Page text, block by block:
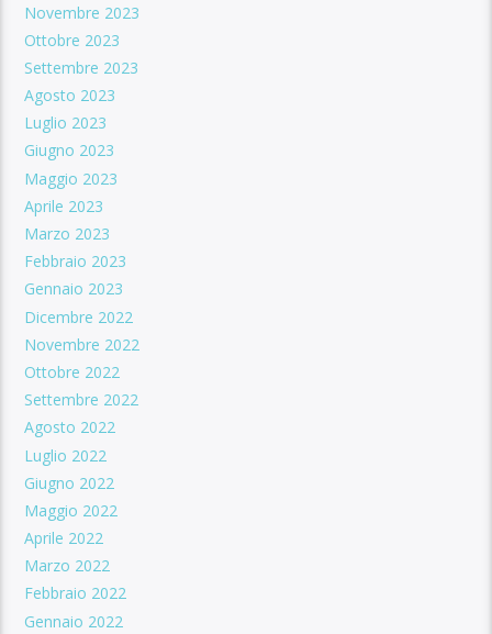
Novembre 2023
Ottobre 2023
Settembre 2023
Agosto 2023
Luglio 2023
Giugno 2023
Maggio 2023
Aprile 2023
Marzo 2023
Febbraio 2023
Gennaio 2023
Dicembre 2022
Novembre 2022
Ottobre 2022
Settembre 2022
Agosto 2022
Luglio 2022
Giugno 2022
Maggio 2022
Aprile 2022
Marzo 2022
Febbraio 2022
Gennaio 2022